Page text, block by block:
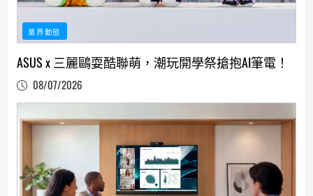
業界動態
ASUS x 三麗鷗耍酷聯萌，潮玩開學祭搶抱AI筆電！
08/07/2026